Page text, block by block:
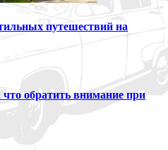
путешествий на
обратить внимание при